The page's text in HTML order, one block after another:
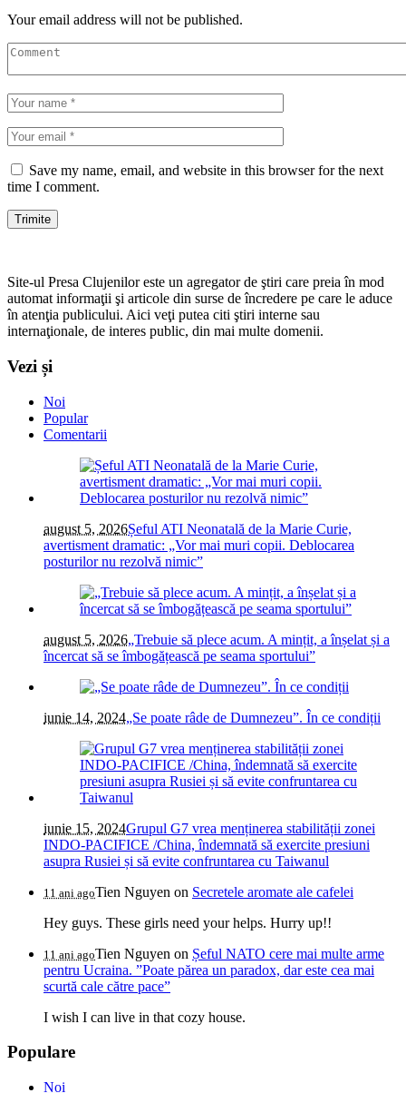
Your email address will not be published.
Save my name, email, and website in this browser for the next
time I comment.
Site-ul Presa Clujenilor este un agregator de ştiri care preia în mod
automat informaţii şi articole din surse de încredere pe care le aduce
în atenţia publicului. Aici veţi putea citi ştiri interne sau
internaţionale, de interes public, din mai multe domenii.
Vezi și
Noi
Popular
Comentarii
august 5, 2026Șeful ATI Neonatală de la Marie Curie,
avertisment dramatic: „Vor mai muri copii. Deblocarea
posturilor nu rezolvă nimic”
august 5, 2026„Trebuie să plece acum. A mințit, a înșelat și a
încercat să se îmbogățească pe seama sportului”
iunie 14, 2024„Se poate râde de Dumnezeu”. În ce condiții
iunie 15, 2024Grupul G7 vrea menținerea stabilității zonei
INDO-PACIFICE /China, îndemnată să exercite presiuni
asupra Rusiei și să evite confruntarea cu Taiwanul
11 ani agoTien Nguyen on Secretele aromate ale cafelei
Hey guys. These girls need your helps. Hurry up!!
11 ani agoTien Nguyen on Șeful NATO cere mai multe arme
pentru Ucraina. ”Poate părea un paradox, dar este cea mai
scurtă cale către pace”
I wish I can live in that cozy house.
Populare
Noi